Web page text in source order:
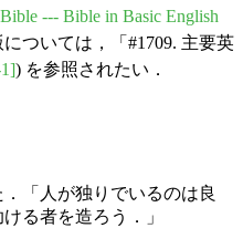
--- Bible in Basic English
ついては，「#1709. 主要英
) を参照されたい．
「人が独りでいるのは良
る者を造ろう．」